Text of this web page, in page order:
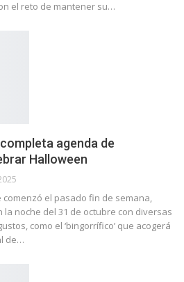
el reto de mantener su…
agenda de
Halloween
comenzó el pasado fin de semana,
noche del 31 de octubre con diversas
como el ‘bingorrífico’ que acogerá
de…